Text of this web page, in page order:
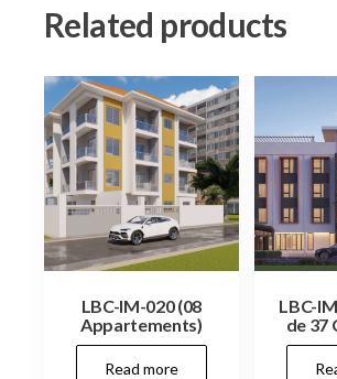
Related products
LBC-IM-020 (08
Appartements)
Read more
LBC-
de 37